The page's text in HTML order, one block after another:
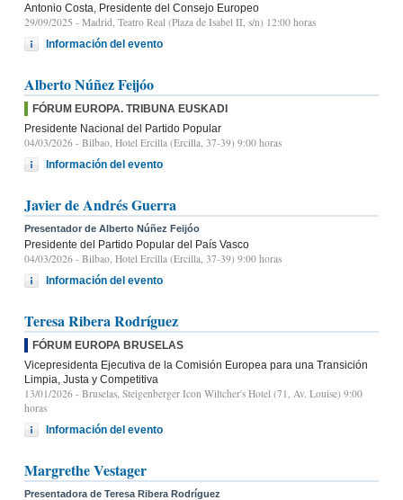
Antonio Costa, Presidente del Consejo Europeo
29/09/2025 - Madrid, Teatro Real (Plaza de Isabel II, s/n) 12:00 horas
Información del evento
Alberto Núñez Feijóo
FÓRUM EUROPA. TRIBUNA EUSKADI
Presidente Nacional del Partido Popular
04/03/2026 - Bilbao, Hotel Ercilla (Ercilla, 37-39) 9:00 horas
Información del evento
Javier de Andrés Guerra
Presentador de Alberto Núñez Feijóo
Presidente del Partido Popular del País Vasco
04/03/2026 - Bilbao, Hotel Ercilla (Ercilla, 37-39) 9:00 horas
Información del evento
Teresa Ribera Rodríguez
FÓRUM EUROPA BRUSELAS
Vicepresidenta Ejecutiva de la Comisión Europea para una Transición
Limpia, Justa y Competitiva
13/01/2026 - Bruselas, Steigenberger Icon Wiltcher's Hotel (71, Av. Louise) 9:00
horas
Información del evento
Margrethe Vestager
Presentadora de Teresa Ribera Rodríguez